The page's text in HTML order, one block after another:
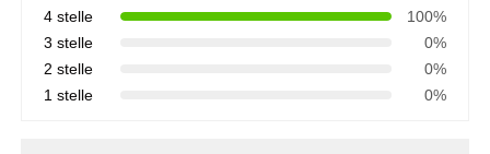
4 stelle
100%
3 stelle
0%
2 stelle
0%
1 stelle
0%